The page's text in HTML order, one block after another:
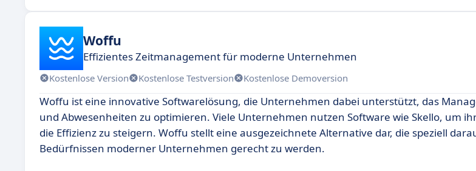
Woffu
Effizientes Zeitmanagement für moderne Unternehmen
Kostenlose Version Kostenlose Testversion Kostenlose Demoversion
Woffu ist eine innovative Softwarelösung, die Unternehmen dabei unterstützt, das
und Abwesenheiten zu optimieren. Viele Unternehmen nutzen Software wie Skello, um
die Effizienz zu steigern. Woffu stellt eine ausgezeichnete Alternative dar, die speziell
Bedürfnissen moderner Unternehmen gerecht zu werden.